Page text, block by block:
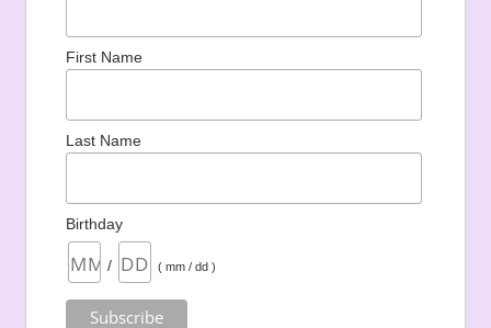
First Name
Last Name
Birthday
/ ( mm / dd )